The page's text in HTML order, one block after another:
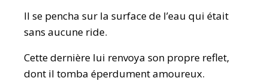
Il se pencha sur la surface de l’eau qui était
sans aucune ride.
Cette dernière lui renvoya son propre reflet,
dont il tomba éperdument amoureux.